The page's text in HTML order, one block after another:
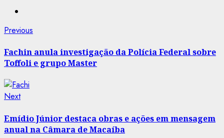
Post
navigation
Previous
Fachin anula investigação da Polícia Federal sobre
Toffoli e grupo Master
NextNext
Emídio Júnior destaca obras e ações em mensagem
anual na Câmara de Macaíba